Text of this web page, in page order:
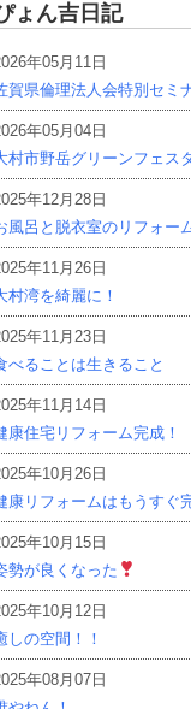
ょん吉日記
年05月11日
賀県倫理法人会特別セミ
年05月04日
村市野岳グリーンフェス
年12月28日
風呂と脱衣室のリフォー
年11月26日
村湾を綺麗に！
年11月23日
べることは生きること
年11月14日
康住宅リフォーム完成！
年10月26日
康リフォームはもうすぐ
年10月15日
勢が良くなった
年10月12日
しの空間！！
年08月07日